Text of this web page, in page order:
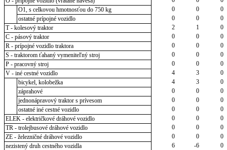
O1, s celkovou hmotnosťou do 750 kg
0 0
0
ostatné prípojné vozidlo
0 0
0
T - kolesový traktor
2 1
0
C - pásový traktor
0 0
0
R - prípojné vozidlo traktora
0 0
0
S - traktorom ťahaný vymeniteľný stroj
0 0
0
P - pracovný stroj
0 0
0
V - iné cestné vozidlo
4 3
0
bicykel, kolobežka
4 3
0
záprahové
0 0
0
jednonápravový traktor s prívesom
0 0
0
ostatné iné cestné vozidlo
0 0
0
ELEK - električkové dráhové vozidlo
0 0
0
TR - trolejbusové dráhové vozidlo
0 0
0
ZE - železničné dráhové vozidlo
0 0
0
nezistený druh cestného vozidla
6 -6
0